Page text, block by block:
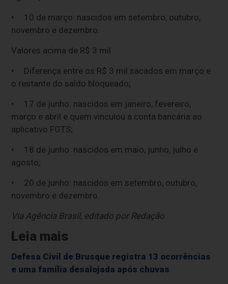
• 10 de março: nascidos em setembro, outubro,
novembro e dezembro.
Valores acima de R$ 3 mil
• Diferença entre os R$ 3 mil sacados em março e
o restante do saldo bloqueado;
• 17 de junho: nascidos em janeiro, fevereiro,
março e abril e quem vinculou a conta bancária ao
aplicativo FGTS;
• 18 de junho: nascidos em maio, junho, julho e
agosto;
• 20 de junho: nascidos em setembro, outubro,
novembro e dezembro.
Via Agência Brasil, editado por Redação
Leia mais
Defesa Civil de Brusque registra 13 ocorrências
e uma família desalojada após chuvas